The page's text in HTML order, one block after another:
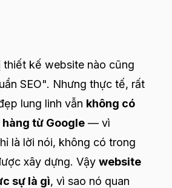
thiết kế website nào cũng
SEO". Nhưng thực tế, rất
lung linh vẫn không có
từ Google — vì
là lời nói, không có trong
xây dựng. Vậy website
sự là gì, vì sao nó quan